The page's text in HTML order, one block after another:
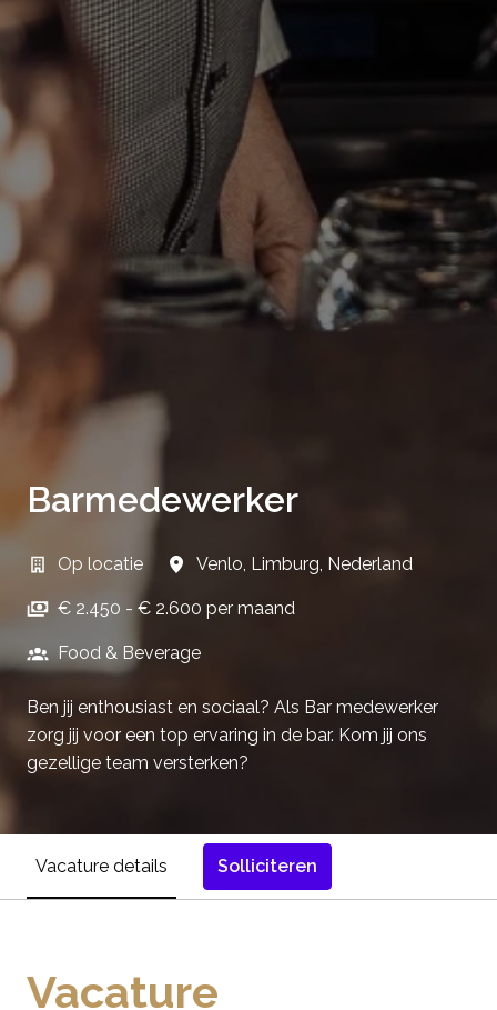
Barmedewerker
Op locatie Venlo Limburg Nederland
€ 2.450 - € 2.600 per maand
Food & Beverage
Ben jij enthousiast en sociaal? Als Bar medewerker
zorg jij voor een top ervaring in de bar. Kom jij ons
gezellige team versterken?
Vacature details Solliciteren
Vacature